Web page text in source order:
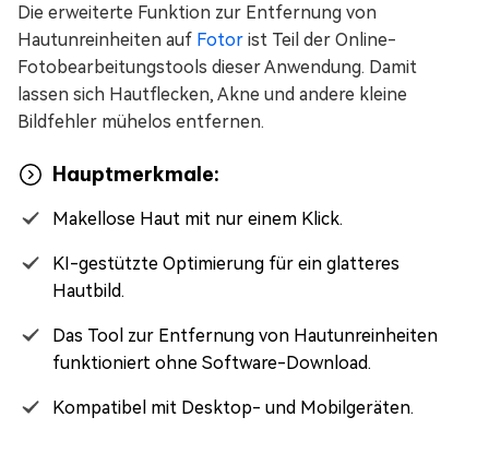
Die erweiterte Funktion zur Entfernung von
Hautunreinheiten auf Fotor ist Teil der Online-
Fotobearbeitungstools dieser Anwendung. Damit
lassen sich Hautflecken, Akne und andere kleine
Bildfehler mühelos entfernen.
Hauptmerkmale:
Makellose Haut mit nur einem Klick.
KI-gestützte Optimierung für ein glatteres
Hautbild.
Das Tool zur Entfernung von Hautunreinheiten
funktioniert ohne Software-Download.
Kompatibel mit Desktop- und Mobilgeräten.